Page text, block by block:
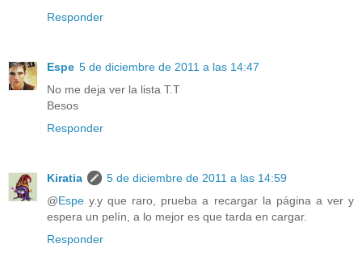
Responder
Espe 5 de diciembre de 2011 a las 14:47
No me deja ver la lista T.T
Besos
Responder
Kiratia
5 de diciembre de 2011 a las 14:59
@Espe y.y que raro, prueba a recargar la página a ver y
espera un pelín, a lo mejor es que tarda en cargar.
Responder